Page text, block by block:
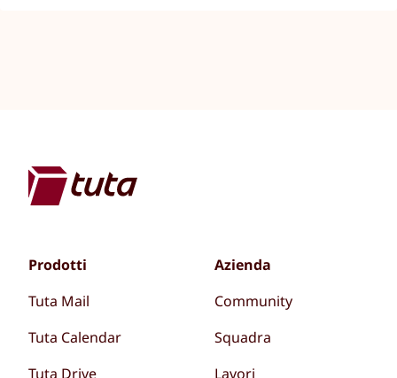
Prodotti
Tuta Mail
Tuta Calendar
Tuta Drive
Azienda
Community
Squadra
Lavori